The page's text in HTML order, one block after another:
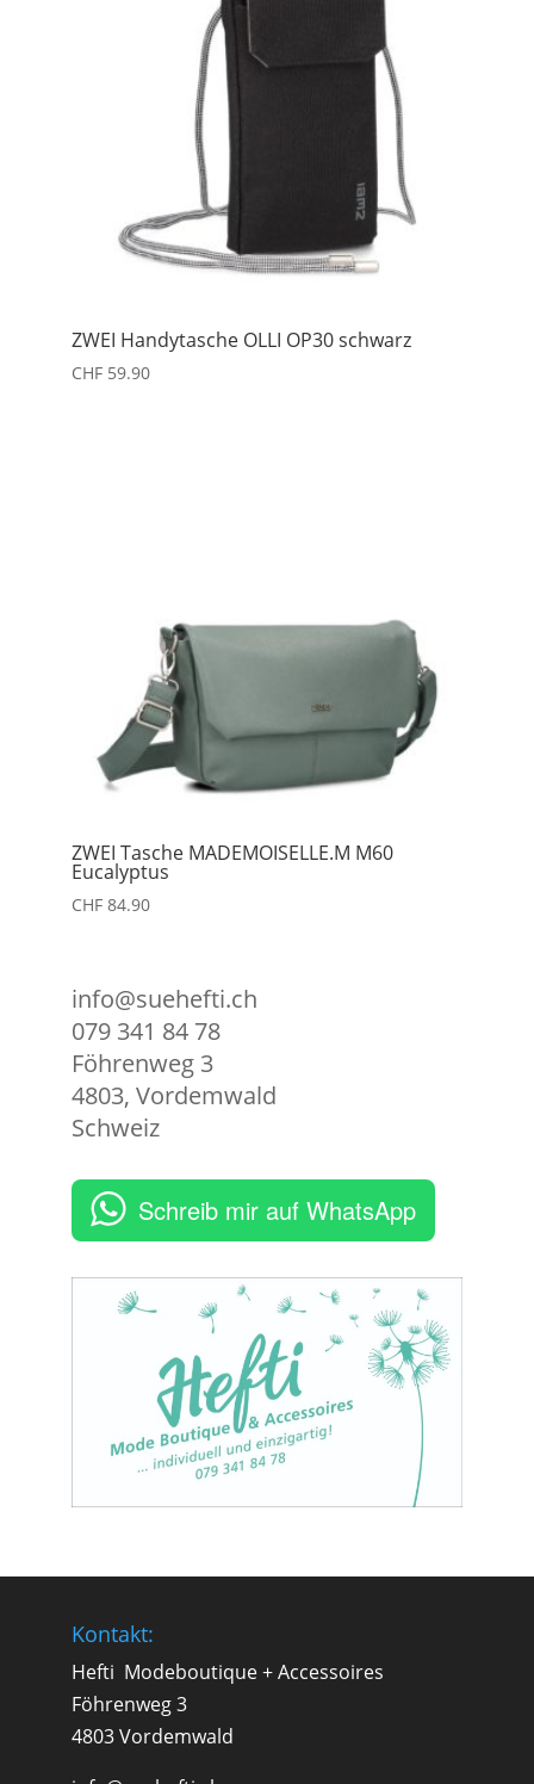
ZWEI Handytasche OLLI OP30 schwarz
CHF59.90
ZWEI Tasche MADEMOISELLE.M M60
Eucalyptus
CHF84.90
info@suehefti.ch
079 341 84 78
Föhrenweg 3
4803, Vordemwald
Schweiz
Schreib mir auf WhatsApp
Kontakt:
Hefti Modeboutique + Accessoires
Föhrenweg 3
4803 Vordemwald